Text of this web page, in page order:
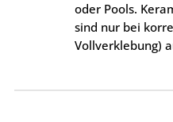
oder Pools.
sind nur bei
Vollverklebung)